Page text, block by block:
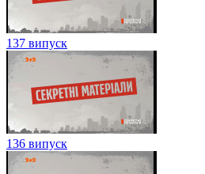
137 випуск
136 випуск